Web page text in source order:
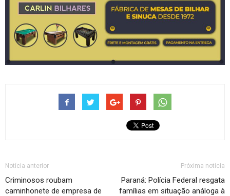
Notícia anterior
Criminosos roubam
caminhonete de empresa de
Próxima notícia
Paraná: Polícia Federal resgata
famílias em situação análoga à